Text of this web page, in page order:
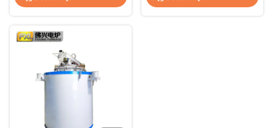
warmtebehandelingsoven voor
snijgereedschap